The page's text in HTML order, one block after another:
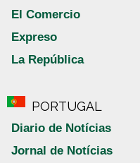
El Comercio
Expreso
La República
PORTUGAL
Diario de Notícias
Jornal de Notícias